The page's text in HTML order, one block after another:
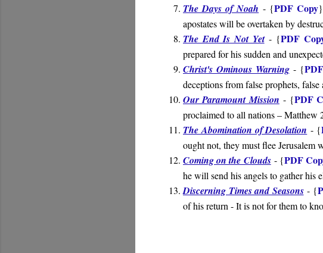
The Days of Noah - {PDF Copy}
apostates will be overtaken by
The End Is Not Yet- {PDF
prepared for his sudden and
Christ's Ominous Warning- {
deceptions from false prophets, false
Our Paramount Mission - {PDF
proclaimed to all nations– Matthew
The Abomination of Desolation - {
ought not, they must flee Jerusalem
Coming on the Clouds- {PDF
he will send his angels to gather his
Discerning Times and Seasons- {
of his return - It is not for them to